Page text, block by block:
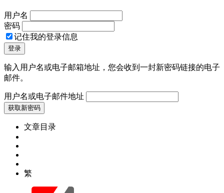
用户名
密码
记住我的登录信息
输入用户名或电子邮箱地址，您会收到一封新密码链接的电子
邮件。
用户名或电子邮件地址
文章目录
繁